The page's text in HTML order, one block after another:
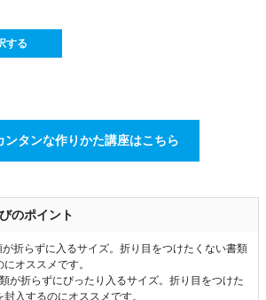
する
ンタンな作りかた講座はこちら
のポイント
が折らずに入るサイズ。折り目をつけたくない書類
オススメです。
が折らずにぴったり入るサイズ。折り目をつけた
入するのにオススメです。